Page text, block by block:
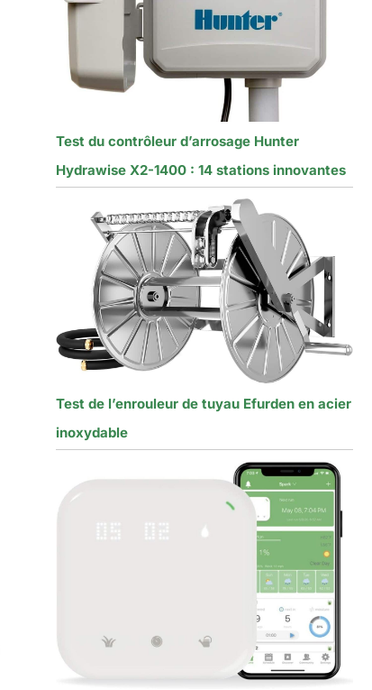
Test du contrôleur d’arrosage Hunter
Hydrawise X2-1400 : 14 stations innovantes
Test de l’enrouleur de tuyau Efurden en acier
inoxydable